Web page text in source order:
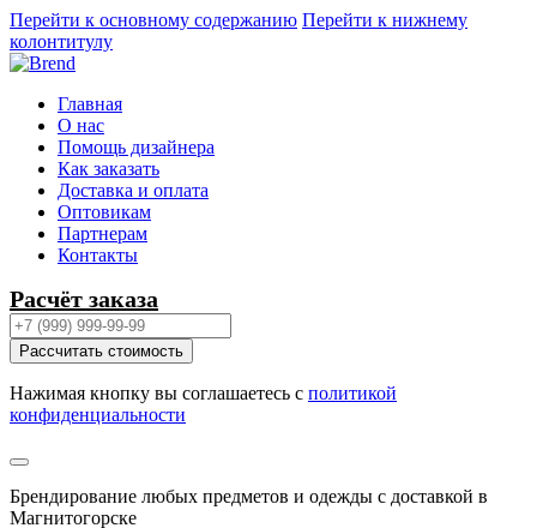
Перейти к основному содержанию Перейти к нижнему
колонтитулу
Главная
О нас
Помощь дизайнера
Как заказать
Доставка и оплата
Оптовикам
Партнерам
Контакты
Расчёт заказа
Рассчитать стоимость
Нажимая кнопку вы соглашаетесь с политикой
конфиденциальности
Брендирование любых предметов и одежды с доставкой в
Магнитогорске